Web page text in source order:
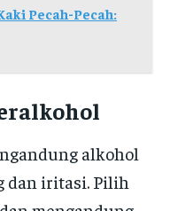
Pecah-Pecah:
alkohol
dan iritasi. Pilih